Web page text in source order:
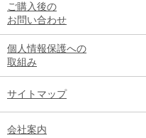
ご購入後の
お問い合わせ
個人情報保護への
取組み
サイトマップ
会社案内